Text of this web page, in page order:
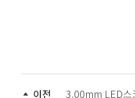
이전 3.00mm LED스